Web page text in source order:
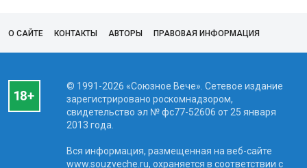
О САЙТЕ КОНТАКТЫ АВТОРЫ ПРАВОВАЯ ИНФОРМАЦИЯ
© 1991-2026 «Союзное Вече». Сетевое издание
зарегистрировано роскомнадзором,
свидетельство эл № фc77-52606 от 25 января
2013 года.
Вся информация, размещенная на веб-сайте
www.souzveche.ru, охраняется в соответствии с